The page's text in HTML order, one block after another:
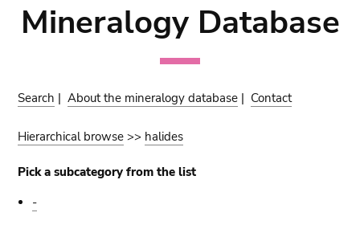
Mineralogy Database
Search |About the mineralogy database | Contact
Hierarchical browse >> halides
Pick a subcategory from the list
-